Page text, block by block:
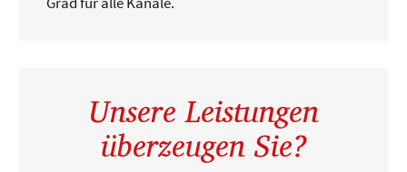
Unsere Leistungen
überzeugen Sie?